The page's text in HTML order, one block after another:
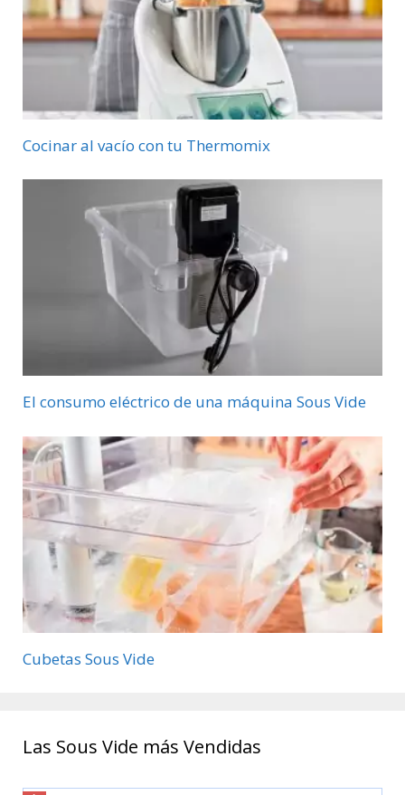
Cocinar al vacío con tu Thermomix
El consumo eléctrico de una máquina Sous Vide
Cubetas Sous Vide
Las Sous Vide más Vendidas